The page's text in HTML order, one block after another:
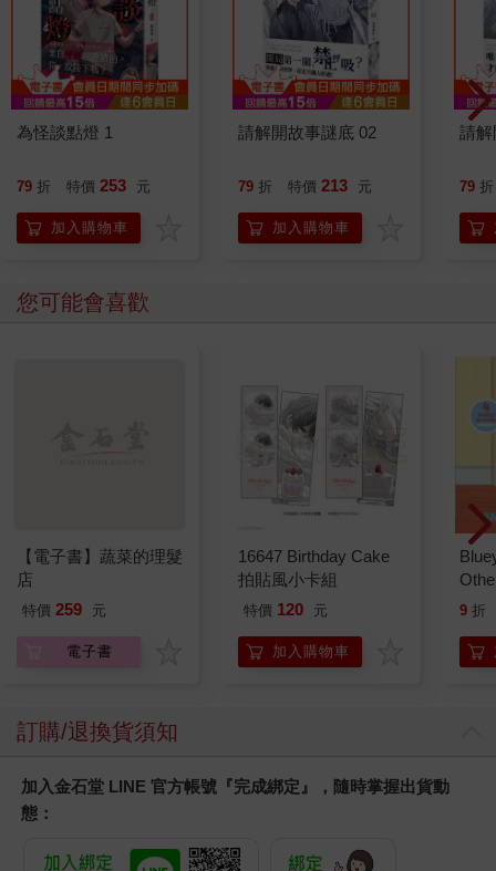
為怪談點燈 1
79 折 特價 253 元
加入購物車
請解開故事謎底 02
79 折 特價 213 元
加入購物車
請解
79 折
您可能會喜歡
【電子書】蔬菜的理髮
店
特價 259 元
電子書
16647 Birthday Cake
拍貼風小卡組
特價 120 元
加入購物車
9 折
訂購/退換貨須知
加入金石堂 LINE 官方帳號『完成綁定』，隨時掌握出貨動
態：